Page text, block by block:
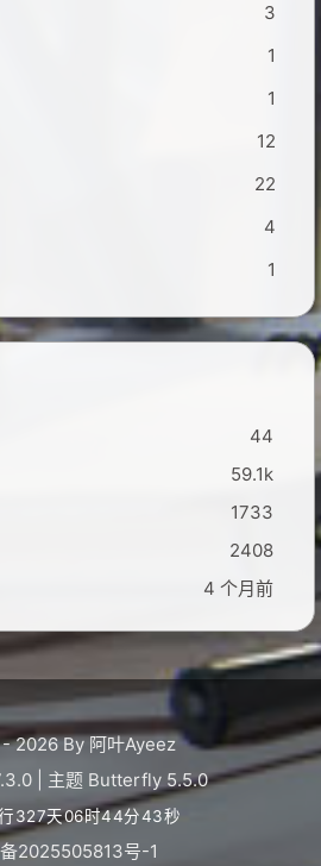
3
1
1
12
22
4
1
44
59.1k
1733
2408
4 个月前
2026 By 阿叶Ayeez
主题 Butterfly 5.5.0
327天06时44分44秒
2025505813号-1